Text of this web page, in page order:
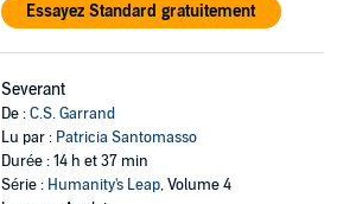
Essayez Standard gratuitement
Severant
De :C.S. Garrand
Lu par : Patricia Santomasso
Durée : 14 h et 37 min
Série : Humanity's Leap, Volume 4